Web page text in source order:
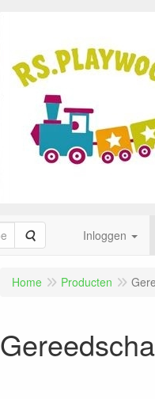
Zoeken Inloggen
Home Producten